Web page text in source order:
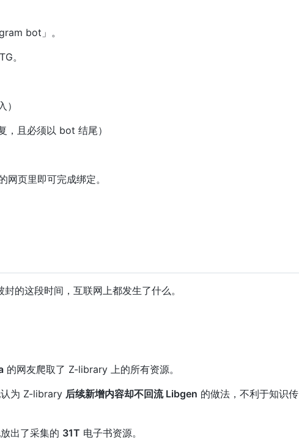
bot」。
。
且必须以 bot 结尾）
网页里即可完成绑定。
的这段时间，互联网上都发生了什么。
的网友爬取了 Z-library 上的所有资源。
认为 Z-library 后续新增内容却不回流 Libgen 的做法，不利于知识传
出了采集的 31T 电子书资源。